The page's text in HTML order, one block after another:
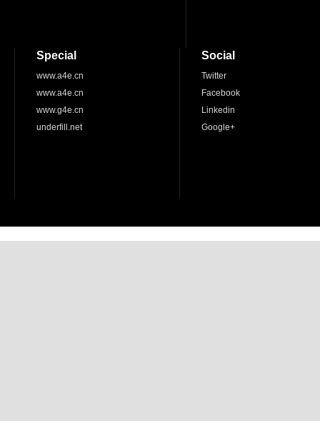
Special
www.a4e.cn
www.a4e.cn
www.g4e.cn
underfill.net
Social
Twitter
Facebook
Linkedin
Google+